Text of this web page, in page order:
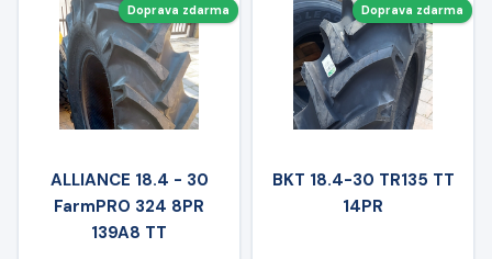
Doprava zdarma
ALLIANCE 18.4 - 30
FarmPRO 324 8PR
139A8 TT
Doprava zdarma
BKT 18.4-30 TR135 TT
14PR